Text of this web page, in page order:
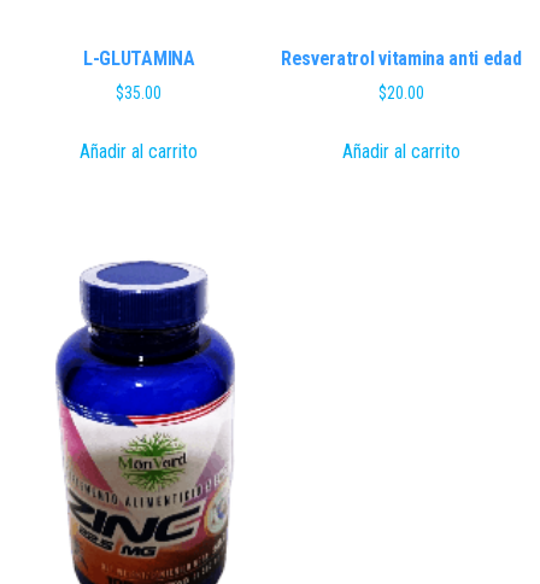
L-GLUTAMINA
$35.00
Añadir al carrito
Resveratrol vitamina anti edad
$20.00
Añadir al carrito